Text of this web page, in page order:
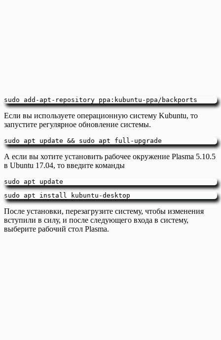
sudo add-apt-repository ppa:kubuntu-ppa/backports
Если вы используете операционную систему Kubuntu, то
запустите регулярное обновление системы.
sudo apt update && sudo apt full-upgrade
А если вы хотите установить рабочее окружение Plasma 5.10.5
в Ubuntu 17.04, то введите команды
sudo apt update
sudo apt install kubuntu-desktop
После установки, перезагрузите систему, чтобы изменения
вступили в силу, и после следующего входа в систему,
выберите рабочий стол Plasma.